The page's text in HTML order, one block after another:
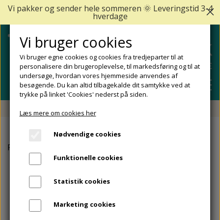
SHOP
FODCREMER
NEGLESVAMP
REDSKABER TIL FODPLEJE OG NEGLEPLEJE
FODFILE OG FODHØVLE
SÅLER, FODINDLÆG OG AFLASTNINGER
FODPROBLEMER
APOFYSITIS CALCANEI/SEVERS SYNDROM
REJSESTØRRELSER
MÆRKER
Fri fragt fra 499 DKK - Levering 1-2 hverdage
Forside
Vi bruger cookies
Vi bruger egne cookies og cookies fra tredjeparter til at
personalisere din brugeroplevelse, til markedsføring og til at
undersøge, hvordan vores hjemmeside anvendes af
besøgende. Du kan altid tilbagekalde dit samtykke ved at
trykke på linket 'Cookies' nederst på siden.
Læs mere om cookies her
Nødvendige cookies
Funktionelle cookies
Statistik cookies
Marketing cookies
Vi pakker og sender hele sommeren 🌞 Leveringstid 3-4
hverdage